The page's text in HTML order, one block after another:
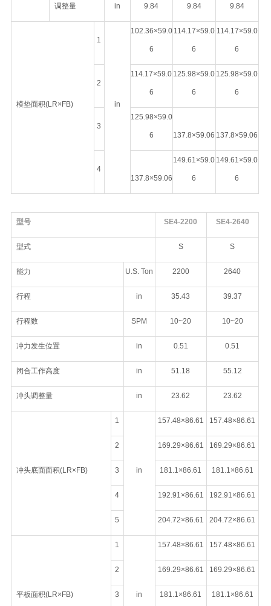
调整量 in 9.84 9.84 9.84
模垫面积(LR×FB)
1
in
102.36×59.0
6
114.17×59.0
6
114.17×59.0
6
2
114.17×59.0
6
125.98×59.0
6
125.98×59.0
6
3
125.98×59.0
6 137.8×59.06 137.8×59.06
4
137.8×59.06
149.61×59.0
6
149.61×59.0
6
型号 SE4-2200 SE4-2640
型式 S S
能力 U.S. Ton 2200 2640
行程 in 35.43 39.37
行程数 SPM 10~20 10~20
冲力发生位置 in 0.51 0.51
闭合工作高度 in 51.18 55.12
冲头调整量 in 23.62 23.62
冲头底面面积(LR×FB)
1
in
157.48×86.61 157.48×86.61
2 169.29×86.61 169.29×86.61
3 181.1×86.61 181.1×86.61
4 192.91×86.61 192.91×86.61
5 204.72×86.61 204.72×86.61
平板面积(LR×FB)
1
in
157.48×86.61 157.48×86.61
2 169.29×86.61 169.29×86.61
3 181.1×86.61 181.1×86.61